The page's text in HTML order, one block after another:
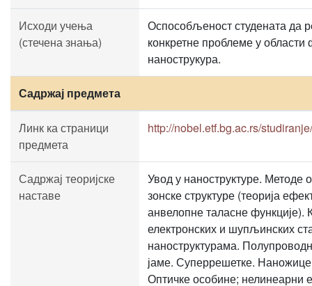
Исходи учења
(стечена знања)
Оспособљеност студената да
конкретне проблеме у области
нанострукура.
Садржај предмета
Линк ка страници
предмета
http://nobel.etf.bg.ac.rs/
Садржај теоријске
наставе
Увод у наноструктуре. Методе
зонске структуре (теорија
анвелопне таласне функције).
електронских и шупљинских
наноструктурама.
јаме. Суперрешетке.
Оптичке особине; нелинеарни